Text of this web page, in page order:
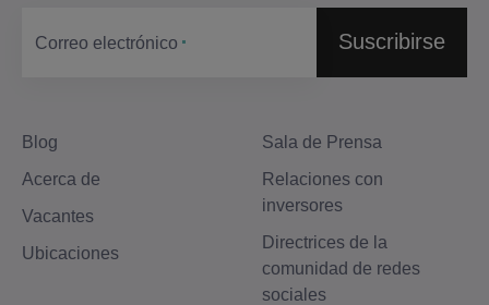
Blog
Acerca de
Vacantes
Ubicaciones
Sala de Prensa
Relaciones con
inversores
Directrices de la
comunidad de redes
sociales
Correo electrónico Suscribirse